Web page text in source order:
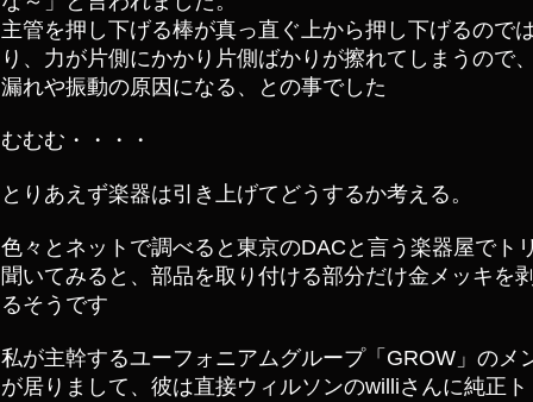
主管を押し下げる棒が真っ直ぐ上から押し下げるので
り、力が片側にかかり片側ばかりが擦れてしまうの
漏れや振動の原因になる、との事でした
むむむ・・・・
とりあえず楽器は引き上げてどうするか考える。
色々とネットで調べると東京のDACと言う楽器屋で
聞いてみると、部品を取り付ける部分だけ金メッキを
るそうです
私が主幹するユーフォニアムグループ「GROW」の
が居りまして、彼は直接ウィルソンのwilliさんに純正